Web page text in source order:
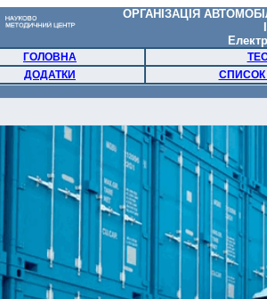
ОРГАНІЗАЦІЯ
ГОЛОВНА
ДОДАТКИ
СПИСОК